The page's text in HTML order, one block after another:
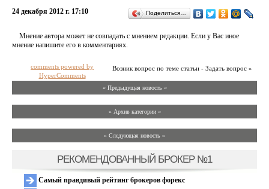
24 декабря 2012 г. 17:10 Поделиться…
Мнение автора может не совпадать с мнением редакции. Если у Вас иное
мнение напишите его в комментариях.
Возник вопрос по теме статьи - Задать вопрос »
comments powered by
HyperComments
« Предыдущая новость «
» Архив категории «
» Следующая новость »
РЕКОМЕНДОВАННЫЙ БРОКЕР №1
Самый правдивый рейтинг брокеров форекс